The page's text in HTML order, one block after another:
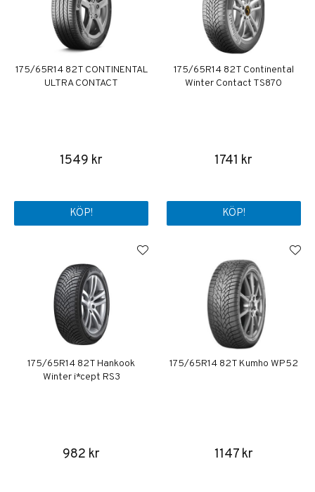
175/65R14 82T CONTINENTAL
ULTRA CONTACT
1549 kr
KÖP!
175/65R14 82T Continental
Winter Contact TS870
1741 kr
KÖP!
175/65R14 82T Hankook
Winter i*cept RS3
982 kr
175/65R14 82T Kumho WP52
1147 kr